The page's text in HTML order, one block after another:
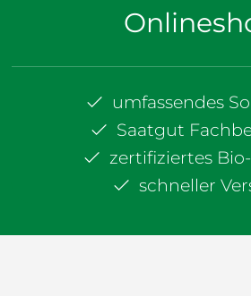
umfassendes
Saatgut
zertifiziertes
schneller